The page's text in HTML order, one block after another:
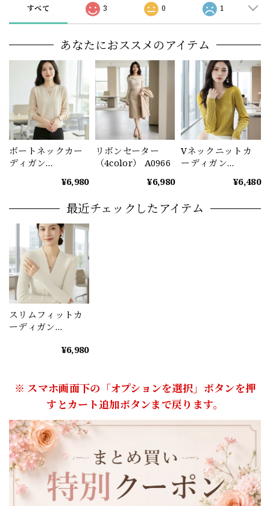
すべて 3 0 1
あなたにおススメのアイテム
ボートネックカー
ディガン
¥6,980
リボンセーター
（4color） A0966
¥6,980
Vネックニットカ
ーディガン
¥6,480
最近チェックしたアイテム
スリムフィットカ
ーディガン
¥6,980
※ スマホ画面下の「オプションを選択」ボタンを押
すとカート追加ボタンまで戻ります。